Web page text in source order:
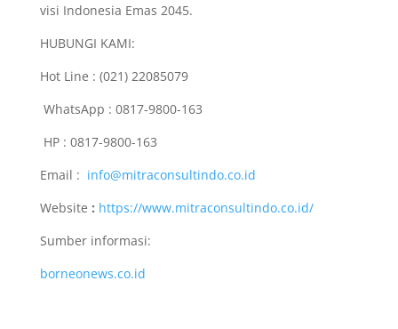
visi Indonesia Emas 2045.
HUBUNGI KAMI:
Hot Line : (021) 22085079
WhatsApp : 0817-9800-163
HP : 0817-9800-163
Email : info@mitraconsultindo.co.id
Website : https://www.mitraconsultindo.co.id/
Sumber informasi:
borneonews.co.id